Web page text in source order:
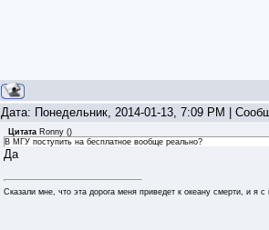
Дата: Понедельник, 2014-01-13, 7:09 PM |
Цитата Ronny ()
В МГУ поступить на бесплатное вообще реально?
Да
Сказали мне, что эта дорога меня приведет к океану смерти, и я